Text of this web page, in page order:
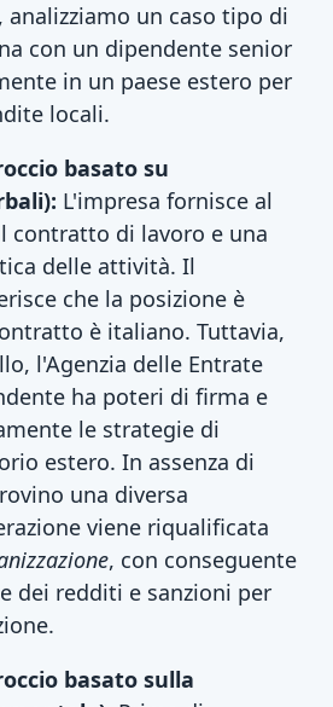
analizziamo un caso tipo di
con un dipendente senior
in un paese estero per
locali.
basato su
L'impresa fornisce al
contratto di lavoro e una
delle attività. Il
che la posizione è
è italiano. Tuttavia,
l'Agenzia delle Entrate
ha poteri di firma e
le strategie di
estero. In assenza di
una diversa
viene riqualificata
, con conseguente
dei redditi e sanzioni per
basato sulla